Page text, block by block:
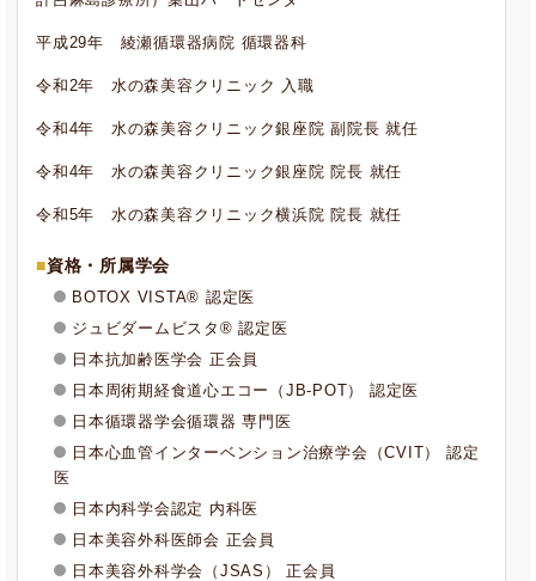
平成29年 綾瀬循環器病院 循環器科
令和2年 水の森美容クリニック 入職
令和4年 水の森美容クリニック銀座院 副院長 就任
令和4年 水の森美容クリニック銀座院 院長 就任
令和5年 水の森美容クリニック横浜院 院長 就任
資格・所属学会
BOTOX VISTA® 認定医
ジュビダームビスタ® 認定医
日本抗加齢医学会 正会員
日本周術期経食道心エコー（JB-POT） 認定医
日本循環器学会循環器 専門医
日本心血管インターベンション治療学会（CVIT） 認定
医
日本内科学会認定 内科医
日本美容外科医師会 正会員
日本美容外科学会（JSAS） 正会員